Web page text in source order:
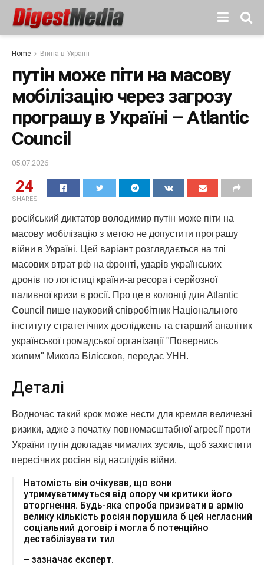
Home Війна в Україні
путін може піти на масову
мобілізацію через загрозу
програшу в Україні – Atlantic
Council
05.07.2026
24
SHARES
російський диктатор володимир путін може піти на
масову мобілізацію з метою не допустити програшу
війни в Україні. Цей варіант розглядається на тлі
масових втрат рф на фронті, ударів українських
дронів по логістиці країни-агресора і серйозної
паливної кризи в росії. Про це в колонці для Atlantic
Council пише науковий співробітник Національного
інституту стратегічних досліджень та старший аналітик
української громадської організації "Повернись
живим" Микола Білієсков, передає УНН.
Деталі
Водночас такий крок може нести для кремля величезні
ризики, адже з початку повномасштабної агресії проти
України путін докладав чималих зусиль, щоб захистити
пересічних росіян від наслідків війни.
Натомість він очікував, що вони
утримуватимуться від опору чи критики його
вторгнення. Будь-яка спроба призивати в армію
велику кількість росіян порушила б цей негласний
соціальний договір і могла б потенційно
дестабілізувати тил
– зазначає експерт.